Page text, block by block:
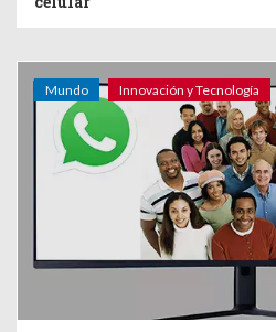
Mundo Innovación y Tecnología